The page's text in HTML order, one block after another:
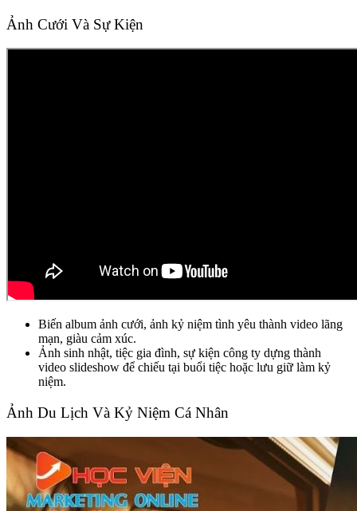
Ảnh Cưới Và Sự Kiện
Biến album ảnh cưới, ảnh kỷ niệm tình yêu thành video lãng
mạn, giàu cảm xúc.
Ảnh sinh nhật, tiệc gia đình, sự kiện công ty dựng thành
video slideshow để chiếu tại buổi tiệc hoặc lưu giữ làm kỷ
niệm.
Ảnh Du Lịch Và Kỷ Niệm Cá Nhân